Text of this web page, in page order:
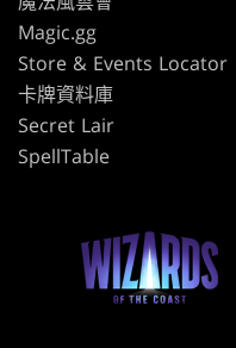
Magic.gg
Store & Events Locator
卡牌資料庫
Secret Lair
SpellTable